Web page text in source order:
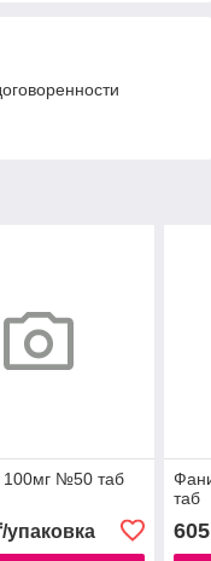
100мг №50 таб
упаковка
таб
605